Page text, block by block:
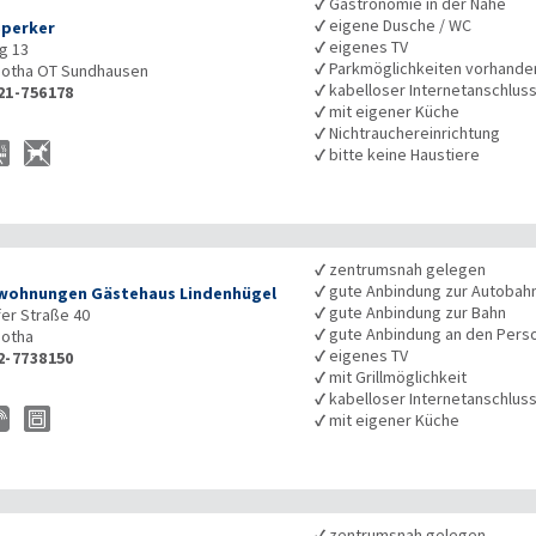
13
OT Sundhausen
756178
✓eigene Dusche / WC
✓eigenes TV
✓Parkmöglichkeiten
✓kabelloser Internetanschluss
✓mit eigener Küche
✓Nichtrauchereinrichtung
✓bitte keine Haustiere
Gästehaus Lindenhügel
Straße 40
7738150
✓ zentrumsnah gelegen
✓gute Anbindung zur
✓gute Anbindung zur Bahn
✓gute Anbindung an den
✓eigenes TV
✓mit Grillmöglichkeit
✓kabelloser Internetanschluss
✓mit eigener Küche